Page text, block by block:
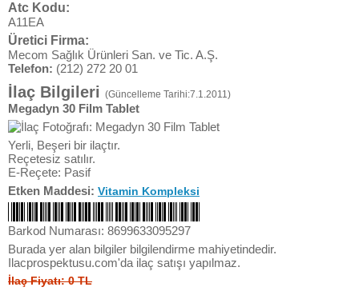
Atc Kodu:
A11EA
Üretici Firma:
Mecom Sağlık Ürünleri San. ve Tic. A.Ş.
Telefon: (212) 272 20 01
İlaç Bilgileri (Güncelleme Tarihi:7.1.2011)
Megadyn 30 Film Tablet
Yerli, Beşeri bir ilaçtır.
Reçetesiz satılır.
E-Reçete: Pasif
Etken Maddesi: Vitamin Kompleksi
Barkod Numarası: 8699633095297
Burada yer alan bilgiler bilgilendirme mahiyetindedir.
Ilacprospektusu.com'da ilaç satışı yapılmaz.
İlaç Fiyatı: 0 TL